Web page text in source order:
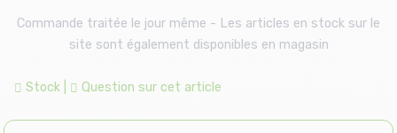
Commande traitée le jour même - Les articles en stock sur le
site sont également disponibles en magasin
Stock Question sur cet article